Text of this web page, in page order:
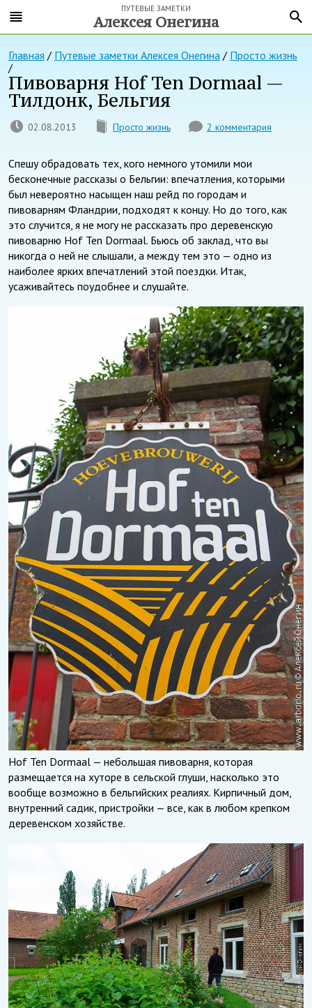
ПУТЕВЫЕ ЗАМЕТКИ
Алексея Онегина
Главная / Путевые заметки Алексея Онегина / Просто жизнь
/
Пивоварня Hof Ten Dormaal —
Тилдонк, Бельгия
02.08.2013 Просто жизнь 2 комментария
Спешу обрадовать тех, кого немного утомили мои
бесконечные рассказы о Бельгии: впечатления, которыми
был невероятно насыщен наш рейд по городам и
пивоварням Фландрии, подходят к концу. Но до того, как
это случится, я не могу не рассказать про деревенскую
пивоварню Hof Ten Dormaal. Бьюсь об заклад, что вы
никогда о ней не слышали, а между тем это — одно из
наиболее ярких впечатлений этой поездки. Итак,
усаживайтесь поудобнее и слушайте.
Hof Ten Dormaal — небольшая пивоварня, которая
размещается на хуторе в сельской глуши, насколько это
вообще возможно в бельгийских реалиях. Кирпичный дом,
внутренний садик, пристройки — все, как в любом крепком
деревенском хозяйстве.